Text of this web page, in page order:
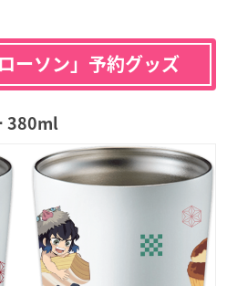
ーソン」予約グッズ
380ml